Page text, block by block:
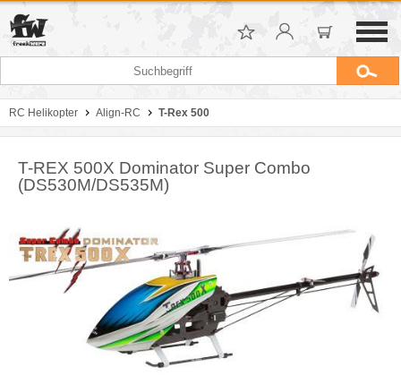
RC Helikopter Align-RC T-Rex 500
T-REX 500X Dominator Super Combo
(DS530M/DS535M)